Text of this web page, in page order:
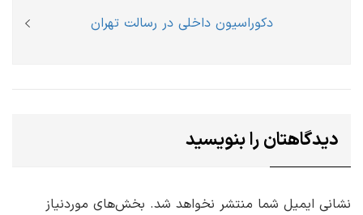
Next
دکوراسیون داخلی در رسالت تهران
دیدگاهتان را بنویسید
نشانی ایمیل شما منتشر نخواهد شد. بخش‌های موردنیاز